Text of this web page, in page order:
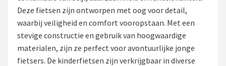
Elektrische fietsen
Mountainbikes
Deze fietsen zijn ontworpen met oog voor detail,
waarbij veiligheid en comfort vooropstaan. Met een
stevige constructie en gebruik van hoogwaardige
materialen, zijn ze perfect voor avontuurlijke jonge
fietsers. De kinderfietsen zijn verkrijgbaar in diverse